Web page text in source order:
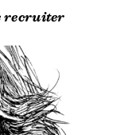
recruiter